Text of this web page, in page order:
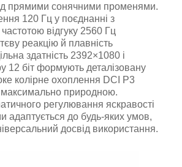
прямими сонячними променями.
120 Гц у поєднанні з
відгуку 2560 Гц
реакцію й плавність
здатність 2392×1080 і
12 біт формують деталізовану
колірне охоплення DCI P3
максимально природною.
регулювання яскравості
адаптується до будь-яких умов,
досвід використання.